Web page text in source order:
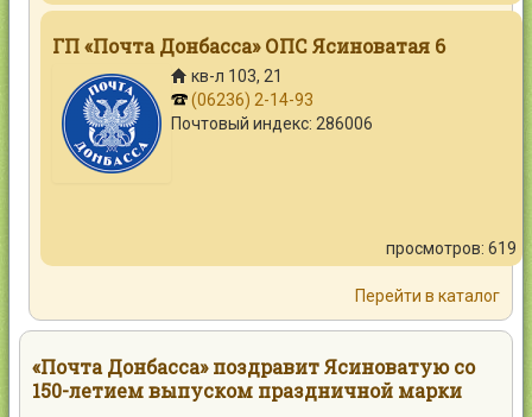
ГП «Почта Донбасса» ОПС Ясиноватая 6
кв-л 103, 21
(06236) 2-14-93
Почтовый индекс: 286006
просмотров: 619
Перейти в каталог
«Почта Донбасса» поздравит Ясиноватую со
150-летием выпуском праздничной марки